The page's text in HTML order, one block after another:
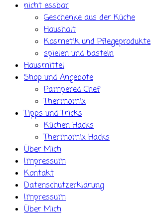
nicht essbar
Geschenke aus der Küche
Haushalt
Kosmetik und Pflegeprodukte
spielen und basteln
Hausmittel
Shop und Angebote
Pampered Chef
Thermomix
Tipps und Tricks
Küchen Hacks
Thermomix Hacks
Über Mich
Impressum
Kontakt
Datenschutzerklärung
Impressum
Über Mich